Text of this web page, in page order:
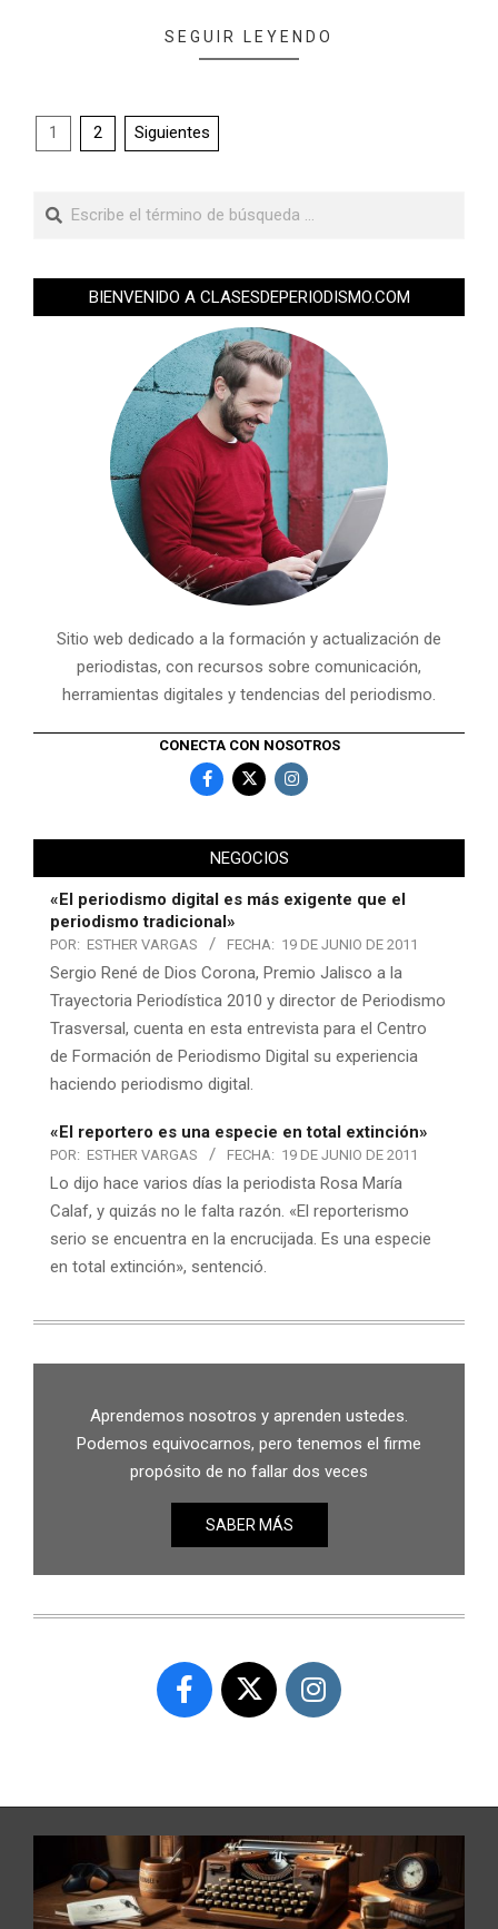
SEGUIR LEYENDO
1 2 Siguientes
BIENVENIDO A CLASESDEPERIODISMO.COM
Sitio web dedicado a la formación y actualización de
periodistas, con recursos sobre comunicación,
herramientas digitales y tendencias del periodismo.
CONECTA CON NOSOTROS
NEGOCIOS
«El periodismo digital es más exigente que el
periodismo tradicional»
POR: ESTHER VARGAS FECHA: 19 DE JUNIO DE 2011
Sergio René de Dios Corona, Premio Jalisco a la
Trayectoria Periodística 2010 y director de Periodismo
Trasversal, cuenta en esta entrevista para el Centro
de Formación de Periodismo Digital su experiencia
haciendo periodismo digital.
«El reportero es una especie en total extinción»
POR: ESTHER VARGAS FECHA: 19 DE JUNIO DE 2011
Lo dijo hace varios días la periodista Rosa María
Calaf, y quizás no le falta razón. «El reporterismo
serio se encuentra en la encrucijada. Es una especie
en total extinción», sentenció.
Aprendemos nosotros y aprenden ustedes.
Podemos equivocarnos, pero tenemos el firme
propósito de no fallar dos veces
SABER MÁS